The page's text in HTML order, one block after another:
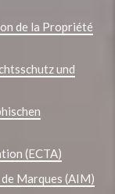
de la Propriété
und
(ECTA)
Marques (AIM)